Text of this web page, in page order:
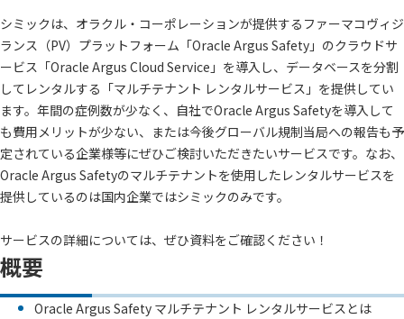
シミックは、オラクル・コーポレーションが提供するファーマコヴィジ
ランス（PV）プラットフォーム「Oracle Argus Safety」のクラウドサ
ービス「Oracle Argus Cloud Service」を導入し、データベースを分割
してレンタルする「マルチテナント レンタルサービス」を提供してい
ます。年間の症例数が少なく、自社でOracle Argus Safetyを導入して
も費用メリットが少ない、または今後グローバル規制当局への報告も予
定されている企業様等にぜひご検討いただきたいサービスです。なお、
Oracle Argus Safetyのマルチテナントを使用したレンタルサービスを
提供しているのは国内企業ではシミックのみです。
サービスの詳細については、ぜひ資料をご確認ください！
概要
Oracle Argus Safety マルチテナント レンタルサービスとは